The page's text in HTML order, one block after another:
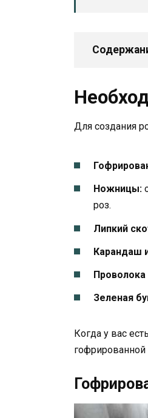
Для создания
Ножницы:
роз.
Липкий
Карандаш
Проволока
Зеленая
Когда у вас
гофрированной